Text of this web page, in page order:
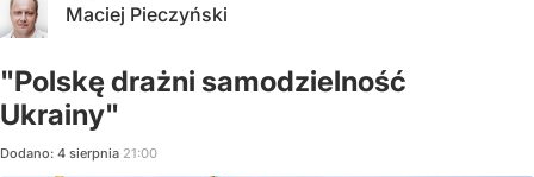
Maciej Pieczyński
"Polskę drażni samodzielność
Ukrainy"
Dodano: 4 sierpnia 21:00